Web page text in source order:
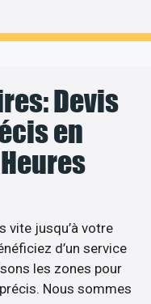
Devis
en
vite jusqu’à votre
d’un service
les zones pour
Nous sommes